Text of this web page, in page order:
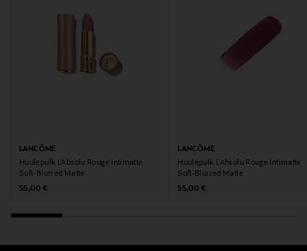
Digitaalne aadress
LANCÔME
Huulepulk L'Absolu Rouge Intimatte
Soft-Blurred Matte
Original Price
55,00 €
LANCÔME
Huulepulk L'Absolu Rouge Intimatte
Soft-Blurred Matte
Original Price
55,00 €